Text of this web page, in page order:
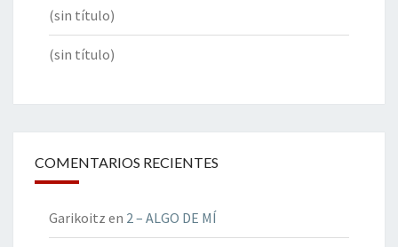
(sin título)
(sin título)
COMENTARIOS RECIENTES
Garikoitz en 2 – ALGO DE MÍ